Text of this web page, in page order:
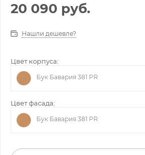
20 090 руб.
Нашли дешевле?
Цвет корпуса:
Бук Бавария 381 PR
Цвет фасада:
Бук Бавария 381 PR